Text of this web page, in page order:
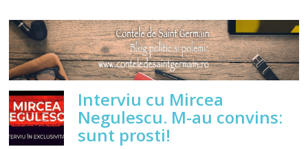
Interviu cu Mircea
Negulescu. M-au convins:
sunt prosti!